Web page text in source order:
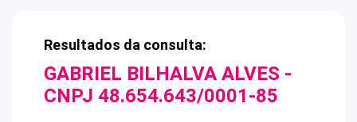
Resultados da consulta:
GABRIEL BILHALVA ALVES -
CNPJ 48.654.643/0001-85